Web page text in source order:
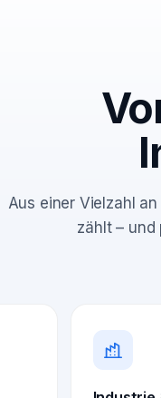
Aus einer Vielzahl
zählt – und